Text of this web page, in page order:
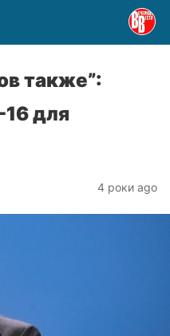
также”:
для
4 роки ago